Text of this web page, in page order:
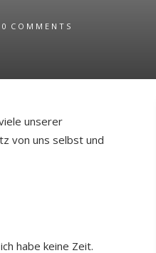
0 COMMENTS
unserer
von uns selbst und
habe keine Zeit.